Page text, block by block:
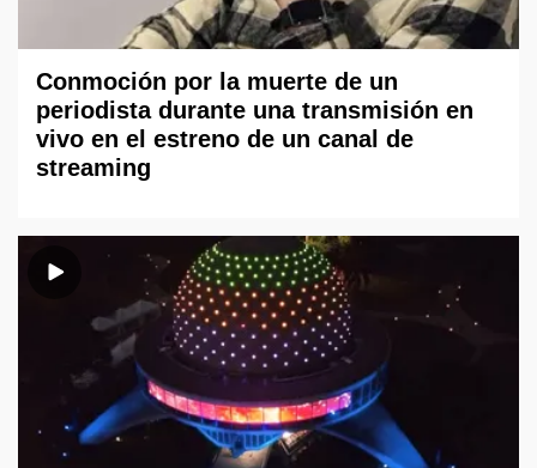
Conmoción por la muerte de un
periodista durante una transmisión en
vivo en el estreno de un canal de
streaming